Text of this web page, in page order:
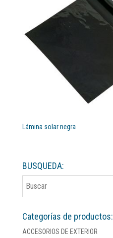
Lámina solar negra
BUSQUEDA:
Categorías de productos:
ACCESORIOS DE EXTERIOR